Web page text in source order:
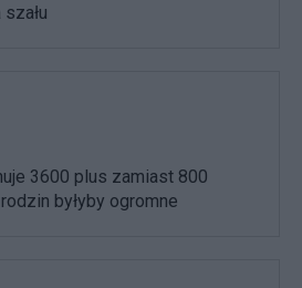
3600 plus zamiast 800
byłyby ogromne